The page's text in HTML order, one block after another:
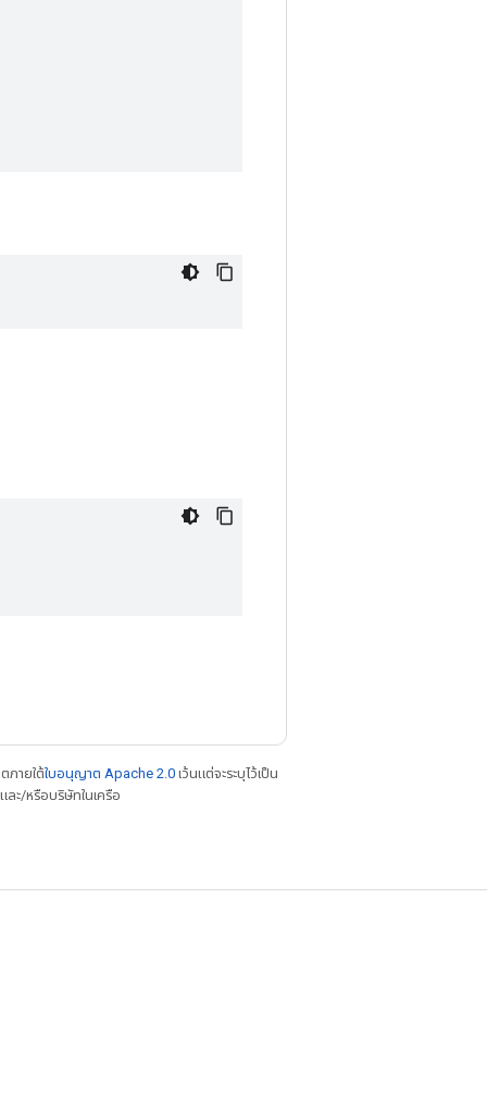
ภายใต้ใบอนุญาต Apache 2.0 เว้นแต่จะระบุไว้เป็น
ละ/หรือบริษัทในเครือ